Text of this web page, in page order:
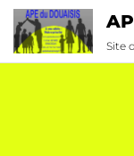
Site